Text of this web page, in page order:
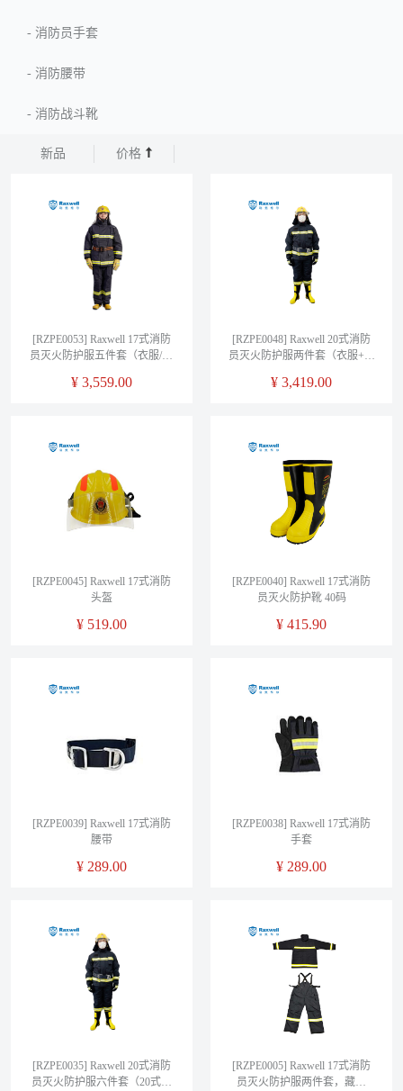
- 消防员手套
- 消防腰带
- 消防战斗靴
新品 价格
[RZPE0053] Raxwell 17式消防
员灭火防护服五件套（衣服/头
¥ 3,559.00
[RZPE0048] Raxwell 20式消防
员灭火防护服两件套（衣服+裤
¥3,419.00
[RZPE0045] Raxwell 17式消防
头盔
¥ 519.00
[RZPE0040] Raxwell 17式消防
员灭火防护靴 40码
¥415.90
[RZPE0039] Raxwell 17式消防
腰带
¥ 289.00
[RZPE0038] Raxwell 17式消防
手套
¥ 289.00
[RZPE0035] Raxwell 20式消防
员灭火防护服六件套（20式衣
[RZPE0005] Raxwell 17式消防
员灭火防护服两件套，藏青